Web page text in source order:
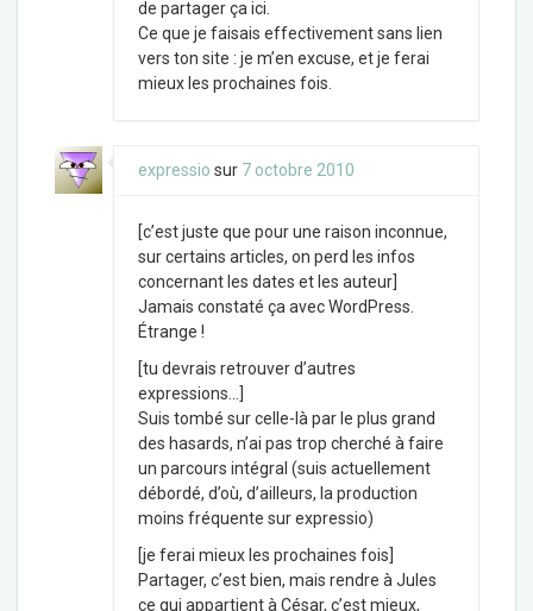
de partager ça ici.
Ce que je faisais effectivement sans lien
vers ton site : je m’en excuse, et je ferai
mieux les prochaines fois.
expressio sur 7 octobre 2010
[c’est juste que pour une raison inconnue,
sur certains articles, on perd les infos
concernant les dates et les auteur]
Jamais constaté ça avec WordPress.
Étrange !
[tu devrais retrouver d’autres
expressions…]
Suis tombé sur celle-là par le plus grand
des hasards, n’ai pas trop cherché à faire
un parcours intégral (suis actuellement
débordé, d’où, d’ailleurs, la production
moins fréquente sur expressio)
[je ferai mieux les prochaines fois]
Partager, c’est bien, mais rendre à Jules
ce qui appartient à César, c’est mieux,